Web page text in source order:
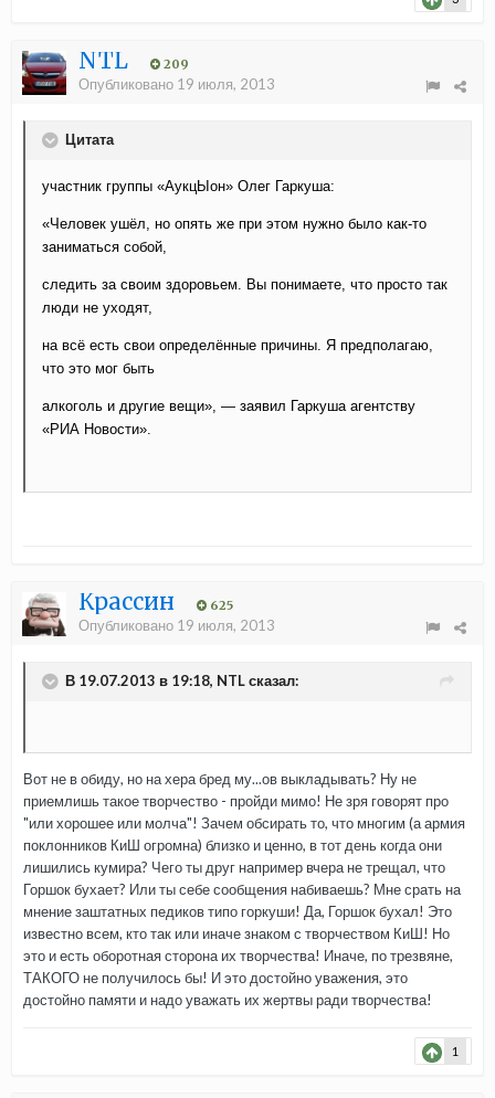
NTL 209
Опубликовано 19 июля, 2013
Цитата
участник группы «АукцЫон» Олег Гаркуша:
«Человек ушёл, но опять же при этом нужно было как-то
заниматься собой,
следить за своим здоровьем. Вы понимаете, что просто так
люди не уходят,
на всё есть свои определённые причины. Я предполагаю,
что это мог быть
алкоголь и другие вещи», — заявил Гаркуша агентству
«РИА Новости».
Крассин 625
Опубликовано 19 июля, 2013
В 19.07.2013 в 19:18, NTL сказал:
Вот не в обиду, но на хера бред му...ов выкладывать? Ну не
приемлишь такое творчество - пройди мимо! Не зря говорят про
"или хорошее или молча"! Зачем обсирать то, что многим (а армия
поклонников КиШ огромна) близко и ценно, в тот день когда они
лишились кумира? Чего ты друг например вчера не трещал, что
Горшок бухает? Или ты себе сообщения набиваешь? Мне срать на
мнение заштатных педиков типо горкуши! Да, Горшок бухал! Это
известно всем, кто так или иначе знаком с творчеством КиШ! Но
это и есть оборотная сторона их творчества! Иначе, по трезвяне,
ТАКОГО не получилось бы! И это достойно уважения, это
достойно памяти и надо уважать их жертвы ради творчества!
1